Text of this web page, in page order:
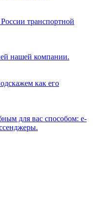
транспортной
нашей компании.
как его
для вас способом: e-